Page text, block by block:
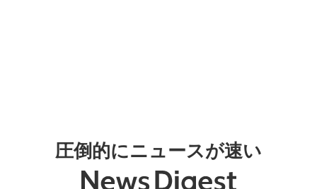
圧倒的にニュースが速い